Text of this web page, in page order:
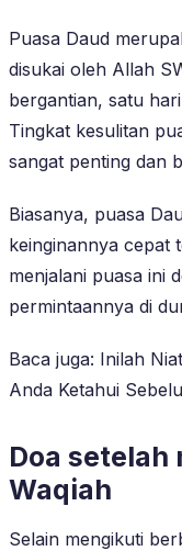
Puasa Daud
disukai oleh Allah
bergantian, satu
Tingkat kesulitan
sangat penting dan
Biasanya, puasa
keinginannya cepat
menjalani puasa ini
permintaannya di
Baca juga: Inilah
Anda Ketahui
Doa setelah
Waqiah
Selain mengikuti